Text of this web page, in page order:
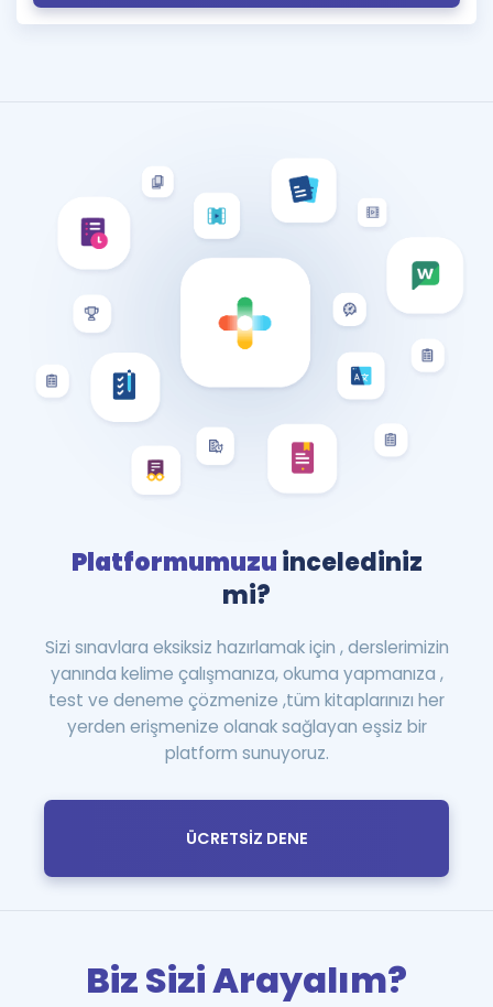
Platformumuzuincelediniz
mi?
Sizi sınavlara eksiksiz hazırlamak için , derslerimizin
yanında kelime çalışmanıza, okuma yapmanıza ,
test ve deneme çözmenize ,tüm kitaplarınızı her
yerden erişmenize olanak sağlayan eşsiz bir
platform sunuyoruz.
ÜCRETSİZ DENE
Biz Sizi Arayalım?